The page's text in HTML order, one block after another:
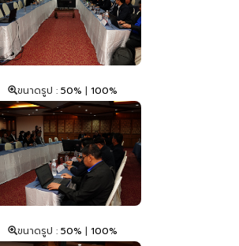
ขนาดรูป : 50% | 100%
ขนาดรูป : 50% | 100%